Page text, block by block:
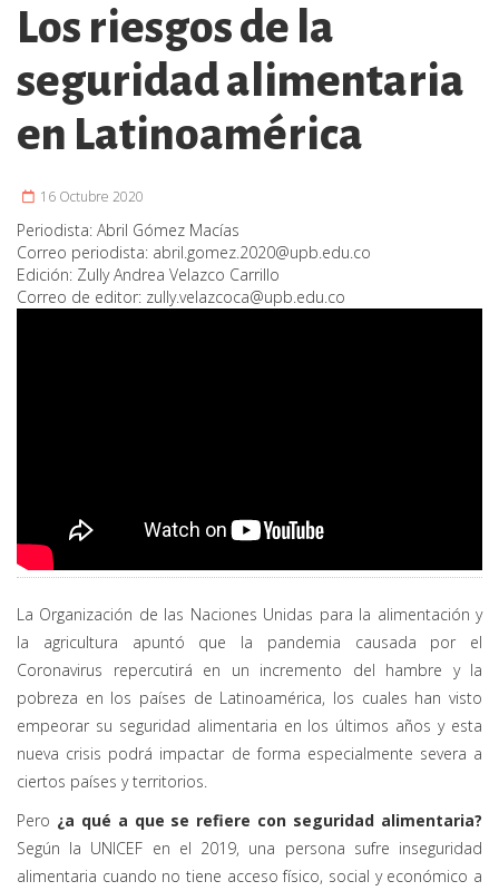
Los riesgos de la
seguridad alimentaria
en Latinoamérica
16 Octubre 2020
Periodista: Abril Gómez Macías
Correo periodista: abril.gomez.2020@upb.edu.co
Edición: Zully Andrea Velazco Carrillo
Correo de editor: zully.velazcoca@upb.edu.co
La Organización de las Naciones Unidas para la alimentación y
la agricultura apuntó que la pandemia causada por el
Coronavirus repercutirá en un incremento del hambre y la
pobreza en los países de Latinoamérica, los cuales han visto
empeorar su seguridad alimentaria en los últimos años y esta
nueva crisis podrá impactar de forma especialmente severa a
ciertos países y territorios.
Pero ¿a qué a que se refiere con seguridad alimentaria?
Según la UNICEF en el 2019, una persona sufre inseguridad
alimentaria cuando no tiene acceso físico, social y económico a